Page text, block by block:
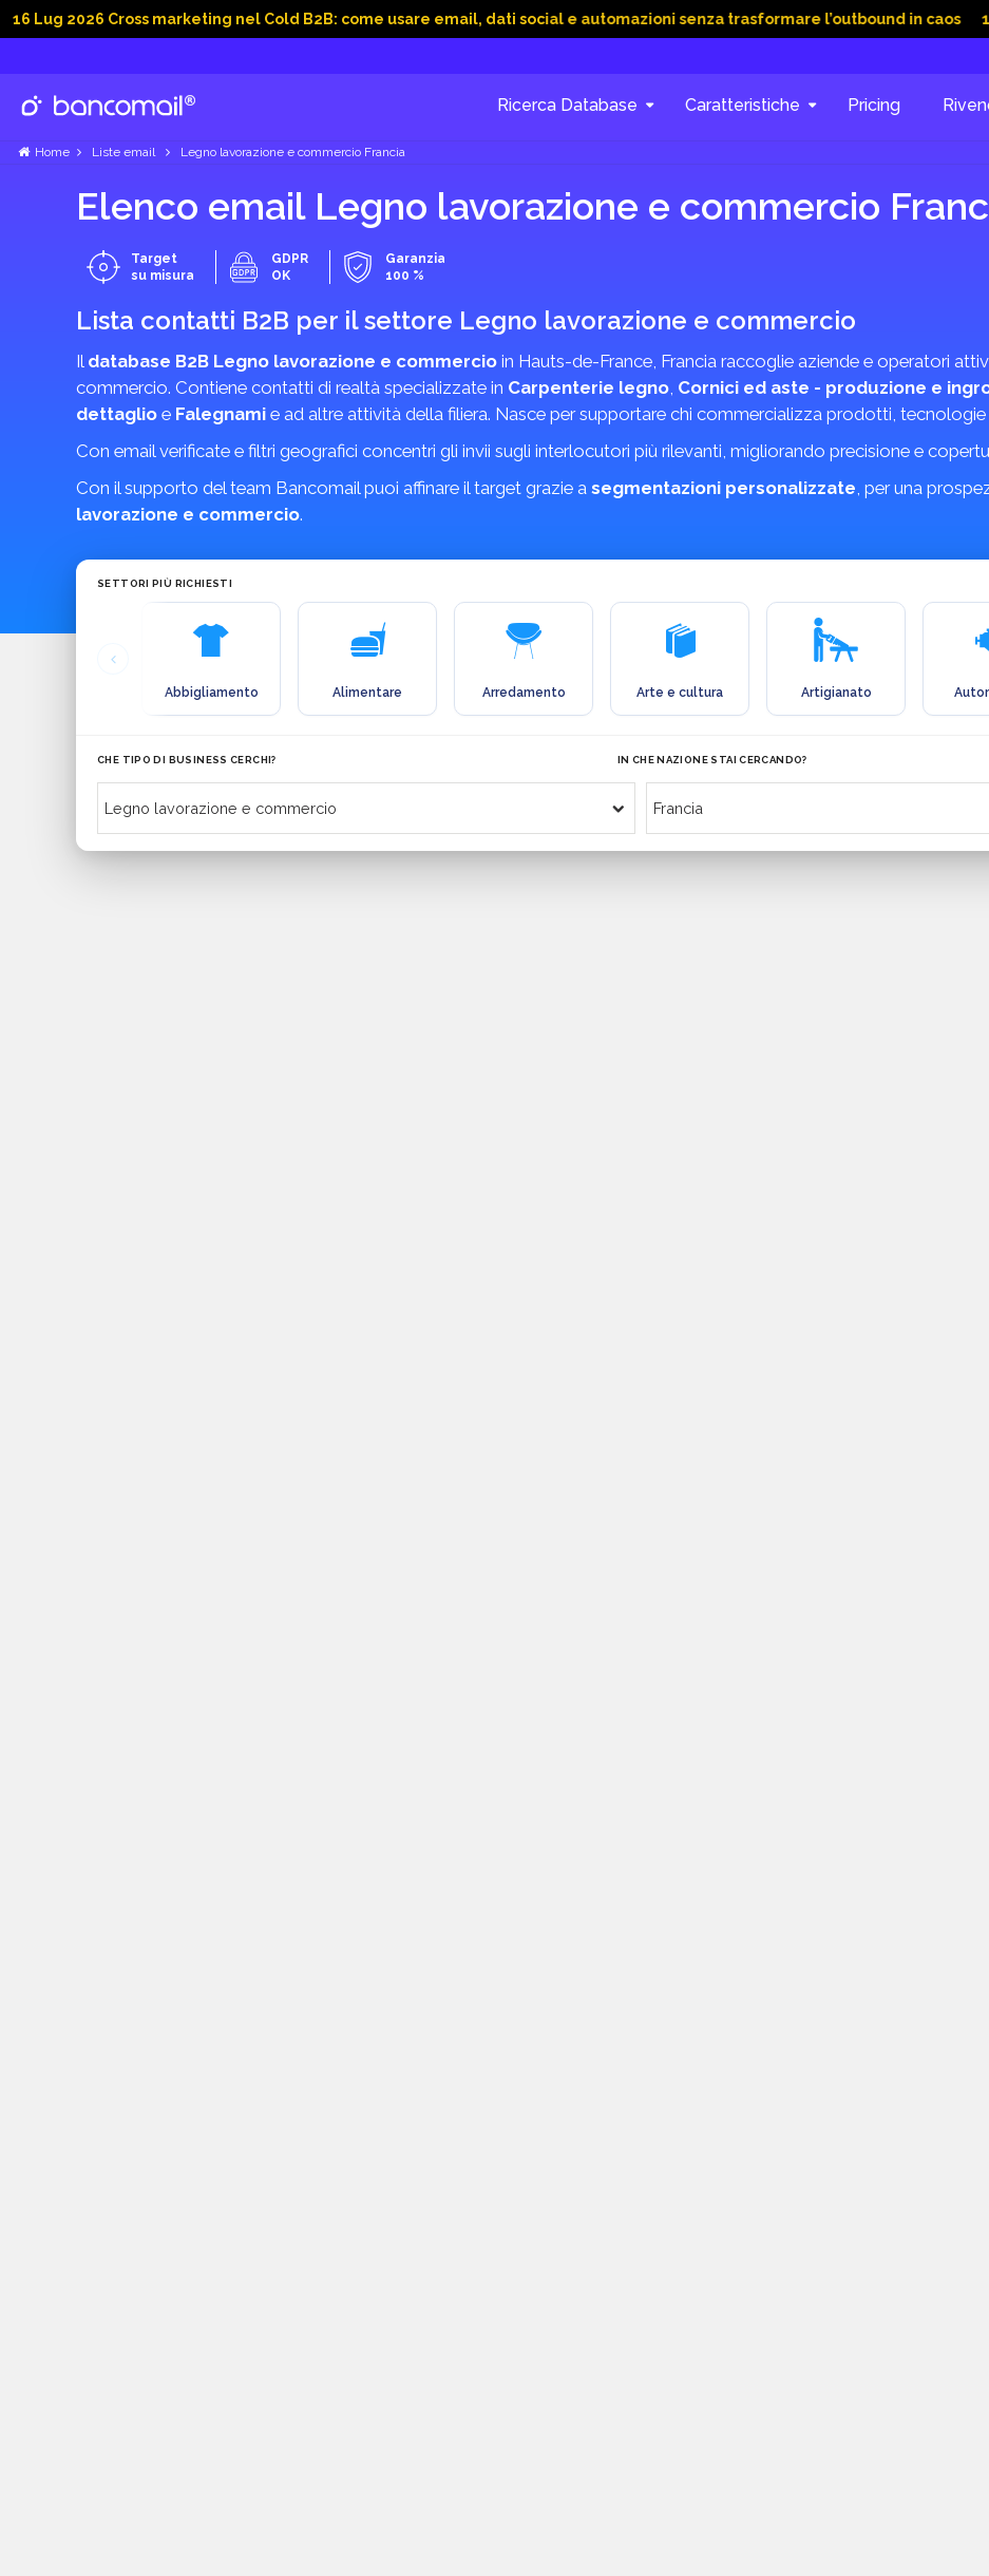
2026 Cross marketing nel Cold B2B: come usare email, dati social e automazioni senza trasformare l’outbound in caos 15 Giu
Ricerca Database Caratteristiche Pricing
Home Liste email Legno lavorazione e commercio Francia
Elenco email Legno lavorazione e commercio
Target
su misura
GDPR
OK
Garanzia
100 %
Lista contatti B2B per il settore Legno lavorazione e commercio
Il database B2B Legno lavorazione e commercio in Hauts-de-France, Francia raccoglie aziende e operatori
commercio. Contiene contatti di realtà specializzate in Carpenterie legno, Cornici ed aste - produzione e
dettaglio e Falegnami e ad altre attività della filiera. Nasce per supportare chi commercializza prodotti,
Con email verificate e filtri geografici concentri gli invii sugli interlocutori più rilevanti, migliorando precisione e
Con il supporto del team Bancomail puoi affinare il target grazie a segmentazioni personalizzate, per una
lavorazione e commercio.
SETTORI PIÙ RICHIESTI
Abbigliamento Alimentare Arredamento Arte e cultura Artigianato
CHE TIPO DI BUSINESS CERCHI? IN CHE NAZIONE STAI CERCANDO?